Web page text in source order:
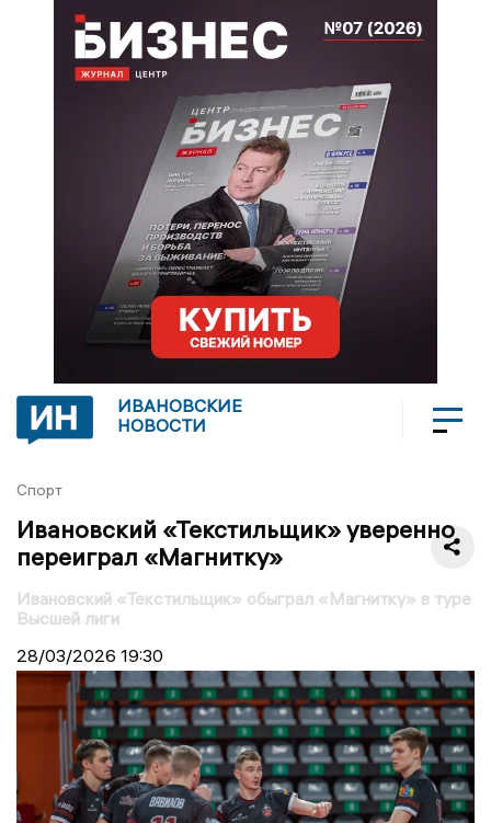
ИВАНОВСКИЕ
НОВОСТИ
Спорт
Ивановский «Текстильщик» уверенно
переиграл «Магнитку»
Ивановский «Текстильщик» обыграл «Магнитку» в туре
Высшей лиги
28/03/2026 19:30